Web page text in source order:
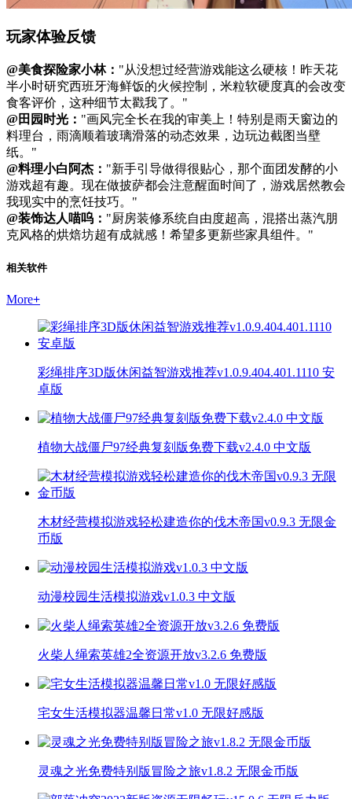
玩家体验反馈
@美食探险家小林： "从没想过经营游戏能这么硬核！昨天花
半小时研究西班牙海鲜饭的火候控制，米粒软硬度真的会改变
食客评价，这种细节太戳我了。"
@田园时光： "画风完全长在我的审美上！特别是雨天窗边的
料理台，雨滴顺着玻璃滑落的动态效果，边玩边截图当壁
纸。"
@料理小白阿杰： "新手引导做得很贴心，那个面团发酵的小
游戏超有趣。现在做披萨都会注意醒面时间了，游戏居然教会
我现实中的烹饪技巧。"
@装饰达人喵呜： "厨房装修系统自由度超高，混搭出蒸汽朋
克风格的烘焙坊超有成就感！希望多更新些家具组件。"
相关软件
More+
彩绳排序3D版休闲益智游戏推荐v1.0.9.404.401.1110 安
卓版
植物大战僵尸97经典复刻版免费下载v2.4.0 中文版
木材经营模拟游戏轻松建造你的伐木帝国v0.9.3 无限金
币版
动漫校园生活模拟游戏v1.0.3 中文版
火柴人绳索英雄2全资源开放v3.2.6 免费版
宅女生活模拟器温馨日常v1.0 无限好感版
灵魂之光免费特别版冒险之旅v1.8.2 无限金币版